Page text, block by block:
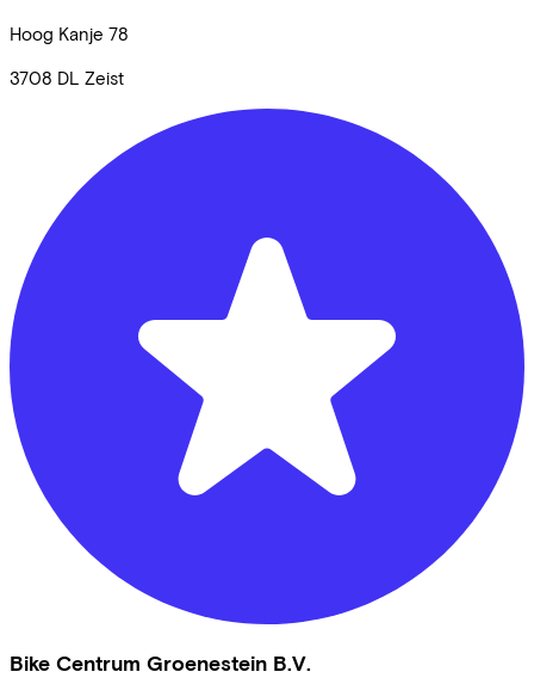
Hoog Kanje 78
3708 DL Zeist
Bike Centrum Groenestein B.V.